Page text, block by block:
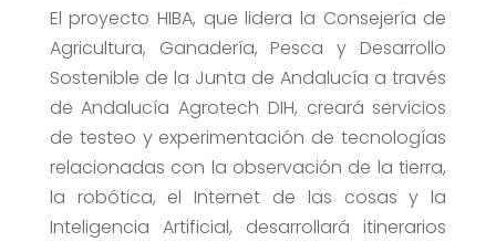
El proyecto HIBA, que lidera la Consejería de
Agricultura, Ganadería, Pesca y Desarrollo
Sostenible de la Junta de Andalucía a través
de Andalucía Agrotech DIH, creará servicios
de testeo y experimentación de tecnologías
relacionadas con la observación de la tierra,
la robótica, el Internet de las cosas y la
Inteligencia Artificial, desarrollará itinerarios